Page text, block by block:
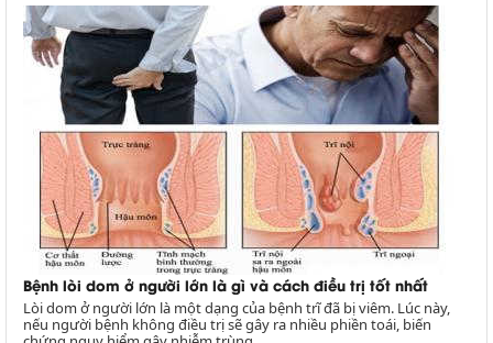
Bệnh lòi dom ở người lớn là gì và cách điều trị tốt nhất
Lòi dom ở người lớn là một dạng của bệnh trĩ đã bị viêm. Lúc này,
nếu người bệnh không điều trị sẽ gây ra nhiều phiền toái, biến